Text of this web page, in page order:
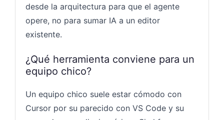
desde la arquitectura para que el agente
opere, no para sumar IA a un editor
existente.
¿Qué herramienta conviene para un
equipo chico?
Un equipo chico suele estar cómodo con
Cursor por su parecido con VS Code y su